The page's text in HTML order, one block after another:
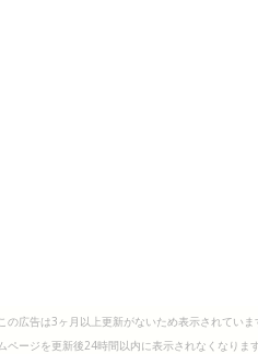
の広告は3ヶ月以上更新がないため表示されていま
ページを更新後24時間以内に表示されなくなります